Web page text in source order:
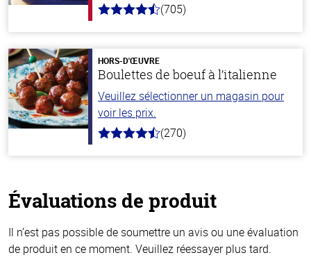
4.6
stars
(705)
HORS-D'ŒUVRE
Boulettes de boeuf à l’italienne
Veuillez sélectionner un magasin pour
voir les prix.
4.5
(270)
Évaluations de produit
Il n’est pas possible de soumettre un avis ou une évaluation
de produit en ce moment. Veuillez réessayer plus tard.